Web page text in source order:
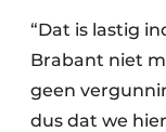
“Dat is lastig
Brabant niet
geen
dus dat we